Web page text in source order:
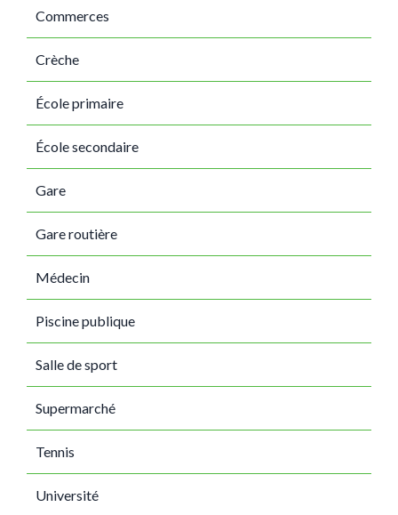
Commerces
Crèche
École primaire
École secondaire
Gare
Gare routière
Médecin
Piscine publique
Salle de sport
Supermarché
Tennis
Université